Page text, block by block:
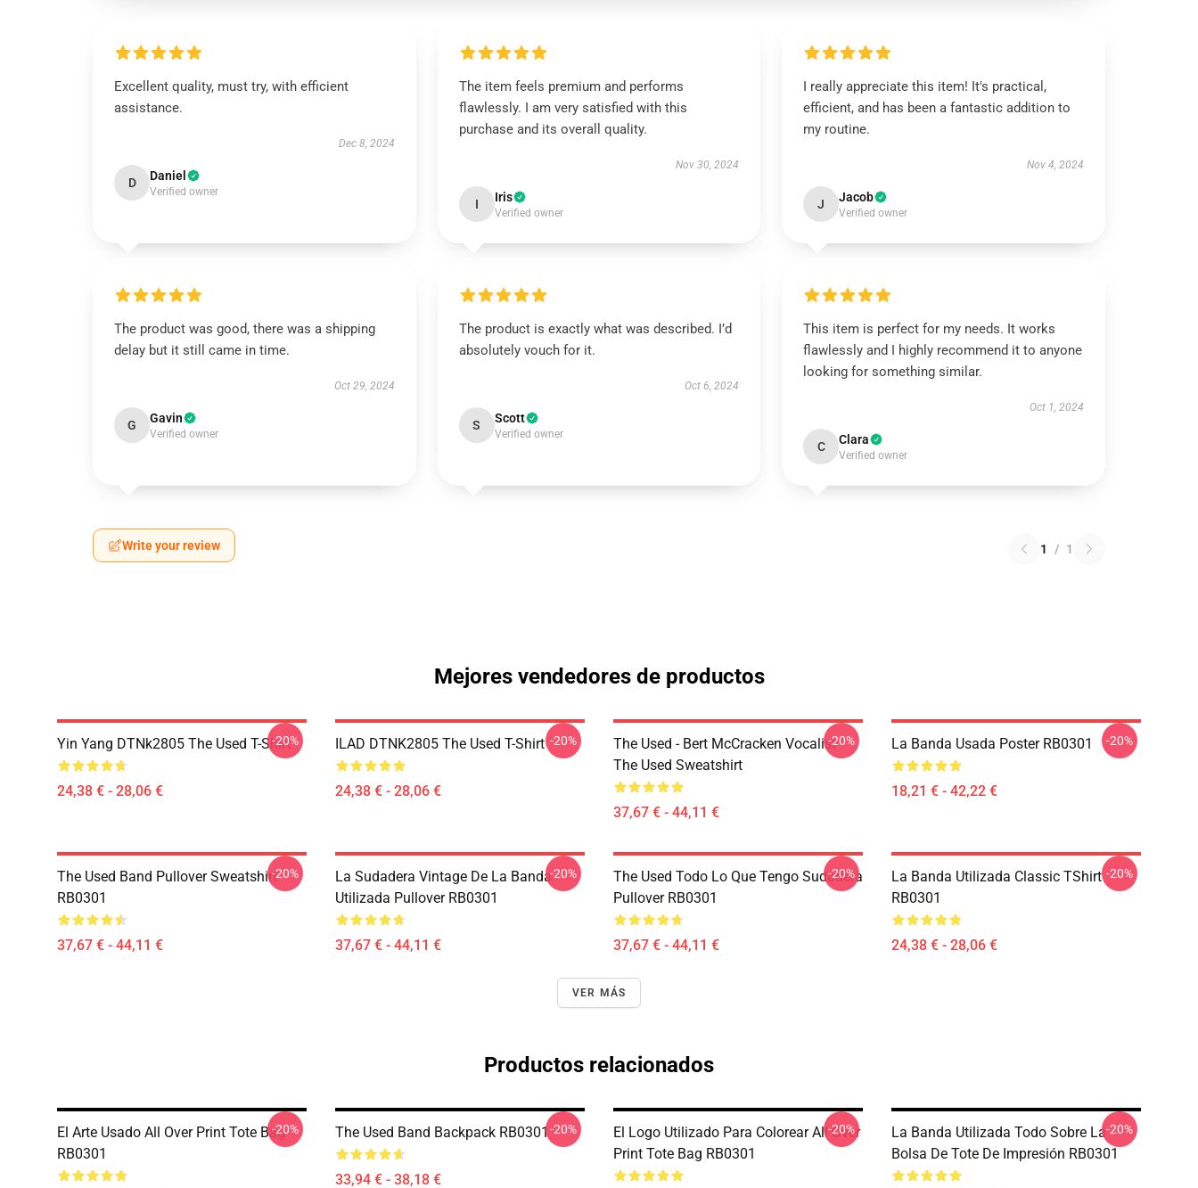
Excellent quality, must try, with efficient
assistance.
Dec 8, 2024
D Daniel
Verified owner
The item feels premium and performs
flawlessly. I am very satisfied with this
purchase and its overall quality.
Nov 30, 2024
I Iris
Verified owner
I really appreciate this item! It's practical,
efficient, and has been a fantastic addition to
my routine.
Nov 4, 2024
J Jacob
Verified owner
The product was good, there was a shipping
delay but it still came in time.
Oct 29, 2024
G Gavin
Verified owner
The product is exactly what was described. I’d
absolutely vouch for it.
Oct 6, 2024
S Scott
Verified owner
This item is perfect for my needs. It works
flawlessly and I highly recommend it to anyone
looking for something similar.
Oct 1, 2024
C Clara
Verified owner
Write your review 1 / 1
Mejores vendedores de productos
Yin Yang DTNk2805 The Used T-Shirt
24,38 € - 28,06 €
-20% ILAD DTNK2805 The Used T-Shirt
24,38 € - 28,06 €
-20%
The Used - Bert McCracken Vocalist
The Used Sweatshirt
37,67 € - 44,11 €
-20% La Banda Usada Poster RB0301
18,21 € - 42,22 €
-20%
The Used Band Pullover Sweatshirt
RB0301
37,67 € - 44,11 €
-20%
La Sudadera Vintage De La Banda
Utilizada Pullover RB0301
37,67 € - 44,11 €
-20%
The Used Todo Lo Que Tengo Sudadera
Pullover RB0301
37,67 € - 44,11 €
-20%
La Banda Utilizada Classic TShirt
RB0301
24,38 € - 28,06 €
-20%
VER MÁS
Productos relacionados
El Arte Usado All Over Print Tote Bag
RB0301
-20% The Used Band Backpack RB0301
33,94 € - 38,18 €
-20%
El Logo Utilizado Para Colorear All Over
Print Tote Bag RB0301
-20%
La Banda Utilizada Todo Sobre La
Bolsa De Tote De Impresión RB0301
-20%